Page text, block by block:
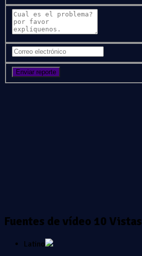
Fuentes de vídeo 10 Vistas
Latino